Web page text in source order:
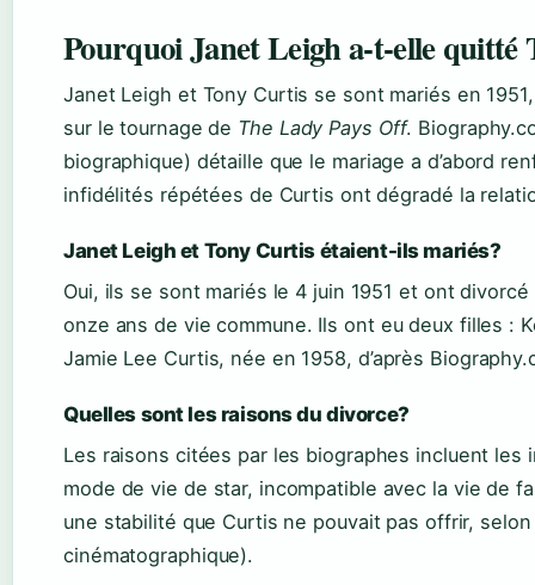
Pourquoi Janet Leigh a-t-elle quitté
Janet Leigh et Tony Curtis se sont mariés en
sur le tournage de The Lady Pays Off.
biographique) détaille que le mariage a d’abord
infidélités répétées de Curtis ont dégradé la
Janet Leigh et Tony Curtis étaient-ils mariés?
Oui, ils se sont mariés le 4 juin 1951 et ont
onze ans de vie commune. Ils ont eu deux filles :
Jamie Lee Curtis, née en 1958, d’après
Quelles sont les raisons du divorce?
Les raisons citées par les biographes incluent
mode de vie de star, incompatible avec la vie de
une stabilité que Curtis ne pouvait pas offrir,
cinématographique).